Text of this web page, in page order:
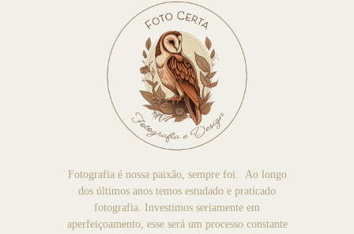
Fotografia é nossa paixão, sempre foi. Ao longo
dos últimos anos temos estudado e praticado
fotografia. Investimos seriamente em
aperfeiçoamento, esse será um processo constante